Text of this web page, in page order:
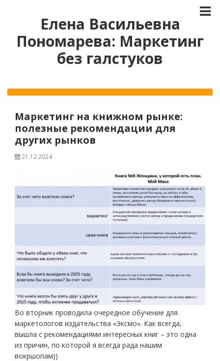
Елена Васильевна
Пономарева: Маркетинг
без галстуков
Маркетинг на книжном рынке:
полезные рекомендации для
других рынков
21.12.2024
Во вторник проводила очередное обучение для
маркетологов издательства «Эксмо». Как всегда,
вышла с рекомендациями интересных книг – это одна
из причин, по которой я всегда рада нашим
вокршопам))